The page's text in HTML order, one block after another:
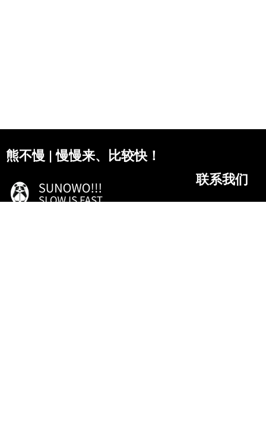
熊不慢 | 慢慢来、比较快！
联系我们